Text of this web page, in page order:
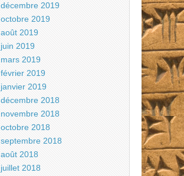
décembre 2019
octobre 2019
août 2019
juin 2019
mars 2019
février 2019
janvier 2019
décembre 2018
novembre 2018
octobre 2018
septembre 2018
août 2018
juillet 2018